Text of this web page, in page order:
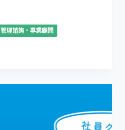
管理諮詢・專業顧問